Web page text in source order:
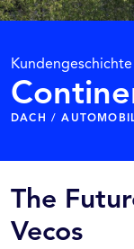
Kundengeschichte
DACH /
The
Vecos